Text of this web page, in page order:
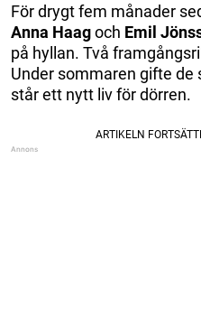
För drygt fem månader
Anna Haagoch Emil
på hyllan. Två
Under sommaren gifte de
står ett nytt liv för dörren.